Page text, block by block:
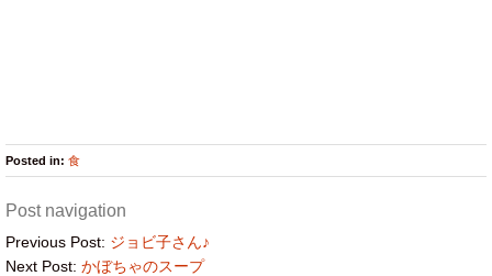
Posted in: 食
Post navigation
Previous Post: ジョビ子さん♪
Next Post: かぼちゃのスープ